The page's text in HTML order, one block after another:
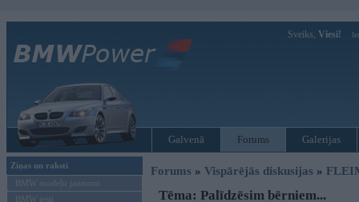
Sveiks, Viesi!
Galvenā Forums Galerijas
Ziņas un raksti
BMW modeļu jaunumi
BMW testi
Forums » Vispārējās diskusijas »
Tēma: Palīdzēsim bērniem...